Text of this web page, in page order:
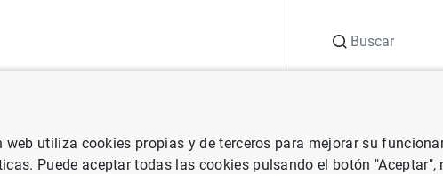
de España Notas de prensa del Banco de España El Plan de
web utiliza cookies propias y de terceros para mejorar su
Puede aceptar todas las cookies pulsando el botón